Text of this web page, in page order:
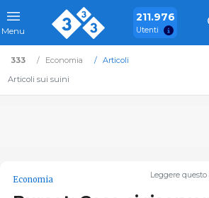
Menu
211.976
Utenti
333 Economia
Articoli
Articoli sui suini
Leggere
Economia